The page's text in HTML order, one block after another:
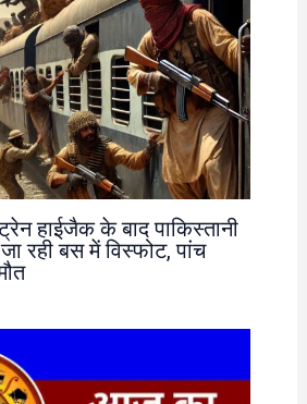
हाईजैक के बाद पाकिस्तानी
रही बस में विस्फोट, पांच